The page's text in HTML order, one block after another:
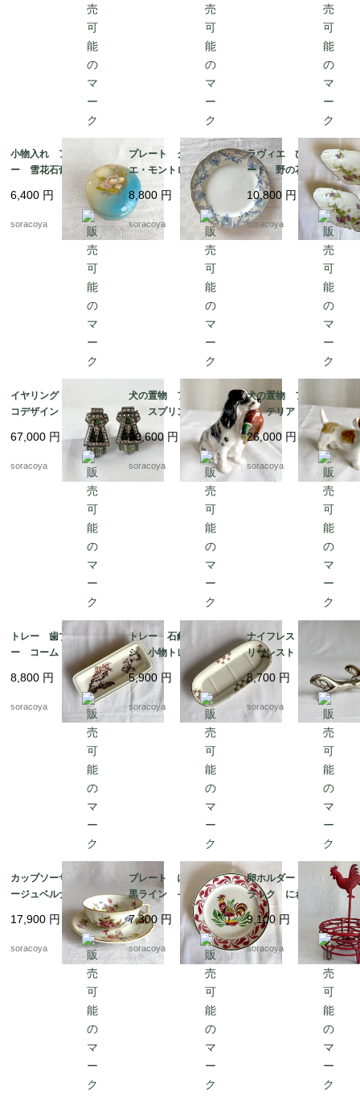
小物入れ アラバスタ
ー 雪花石膏 イタリ
ア製 天然石 花プリ
ント
6,400 円
soracoya
プレート クレイユ・
エ・モントロー 平皿 蔦
レリーフ デザート
19twm84-2
8,800円
soracoya
ラヴィエ ひし形プレ
ート 野の花 オード
ブル プチガトー お
やつおつまみ 2枚セッ
ト 19twm70
10,800 円
soracoya
イヤリング アールデ
コデザイン エメラルド
グリーン エナメル加
工 12acen27
67,000 円
soracoya
犬の置物 フィギュリ
ン スプリンガースパ
ニエルとキジ 猟犬
ロイヤルドルトン 19
otm43-2
20,600 円
soracoya
犬の置物 フィギュリ
ン テリア 陶器製
ロイヤルドックス 19
otm43
26,000 円
soracoya
トレー 歯ブラシトレ
ー コームトレー 細
長陶器皿 植物画 ボ
タニカル 19otm25
8,800 円
soracoya
トレー 石鹸 歯ブラ
シ 小物トレー オン
ナング窯 19twm8-2
5,900 円
soracoya
ナイフレスト カトラ
リーレスト 箸置きに
も アニマル 馬 2個
セット 12twew10
8,700 円
soracoya
カップソーサー リモ
ージュベルナルド フ
ローラル 金彩 ヴィ
ンテージ 12twep3
17,900 円
soracoya
プレート にわとり
黒ライン イエローポ
イント 飾り皿 雄
鶏 リュネビル 19twm
22
7,300円
soracoya
卵ホルダー ワイヤー
ラック にわとり 雄
鶏 赤ワイヤー ワイ
ヤーエッグバスケット
12kwem22
9,100 円
soracoya